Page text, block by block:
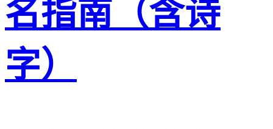
名指南（含诗
字）